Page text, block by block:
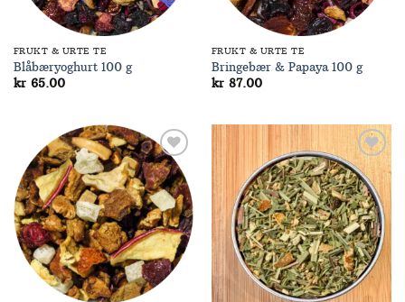
FRUKT & URTE TE
Blåbæryoghurt 100 g
kr65.00
FRUKT & URTE TE
Bringebær & Papaya 100 g
kr87.00
Add to
Wishlist
Add to
Wishlist